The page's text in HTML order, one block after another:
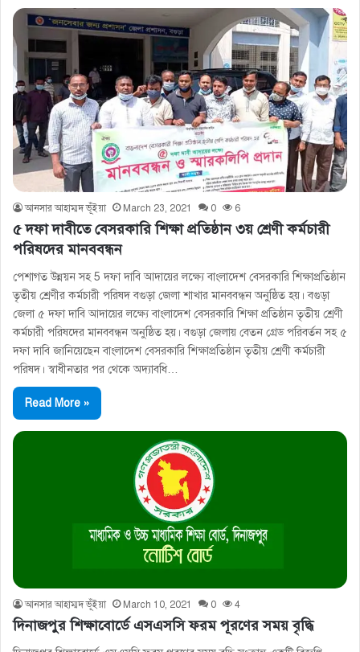
আনসার আহাম্মদ ভূঁইয়া March 23, 2021 0 6
৫ দফা দাবীতে বেসরকারি শিক্ষা প্রতিষ্ঠান ৩য় শ্রেণী কর্মচারী
পরিষদের মানববন্ধন
পেশাগত উন্নয়ন সহ 5 দফা দাবি আদায়ের লক্ষ্যে বাংলাদেশ বেসরকারি শিক্ষাপ্রতিষ্ঠান
তৃতীয় শ্রেণীর কর্মচারী পরিষদ বগুড়া জেলা শাখার মানববন্ধন অনুষ্ঠিত হয়। বগুড়া
জেলা ৫ দফা দাবি আদায়ের লক্ষ্যে বাংলাদেশ বেসরকারি শিক্ষা প্রতিষ্ঠান তৃতীয় শ্রেণী
কর্মচারী পরিষদের মানববন্ধন অনুষ্ঠিত হয়। বগুড়া জেলায় বেতন গ্রেড পরিবর্তন সহ ৫
দফা দাবি জানিয়েছেন বাংলাদেশ বেসরকারি শিক্ষাপ্রতিষ্ঠান তৃতীয় শ্রেণী কর্মচারী
পরিষদ। স্বাধীনতার পর থেকে অদ্যাবধি…
Read More »
আনসার আহাম্মদ ভূঁইয়া March 10, 2021 0 4
দিনাজপুর শিক্ষাবোর্ডে এসএসসি ফরম পূরণের সময় বৃদ্ধি